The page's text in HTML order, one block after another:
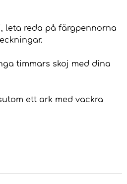
leta reda på färgpennorna
timmars skoj med dina
ett ark med vackra